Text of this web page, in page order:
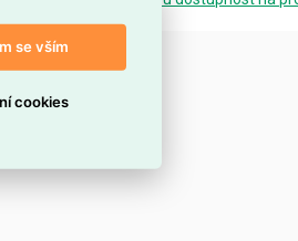
se vším
cookies